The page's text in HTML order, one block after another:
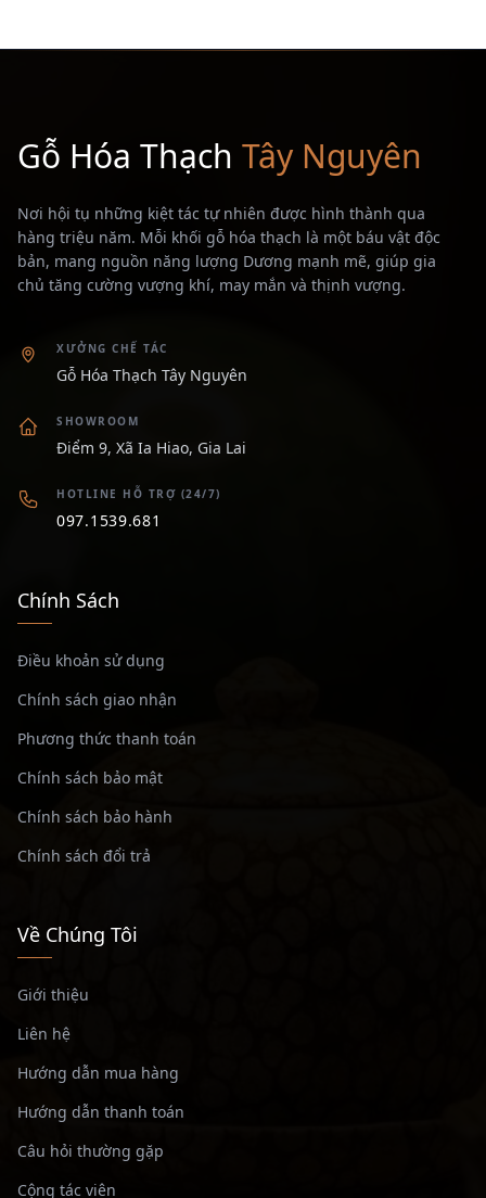
Gỗ Hóa Thạch Tây Nguyên
Nơi hội tụ những kiệt tác tự nhiên được hình thành qua
hàng triệu năm. Mỗi khối gỗ hóa thạch là một báu vật độc
bản, mang nguồn năng lượng Dương mạnh mẽ, giúp gia
chủ tăng cường vượng khí, may mắn và thịnh vượng.
XƯỞNG CHẾ TÁC
Gỗ Hóa Thạch Tây Nguyên
SHOWROOM
Điểm 9, Xã Ia Hiao, Gia Lai
HOTLINE HỖ TRỢ (24/7)
097.1539.681
Chính Sách
Điều khoản sử dụng
Chính sách giao nhận
Phương thức thanh toán
Chính sách bảo mật
Chính sách bảo hành
Chính sách đổi trả
Về Chúng Tôi
Giới thiệu
Liên hệ
Hướng dẫn mua hàng
Hướng dẫn thanh toán
Câu hỏi thường gặp
Cộng tác viên